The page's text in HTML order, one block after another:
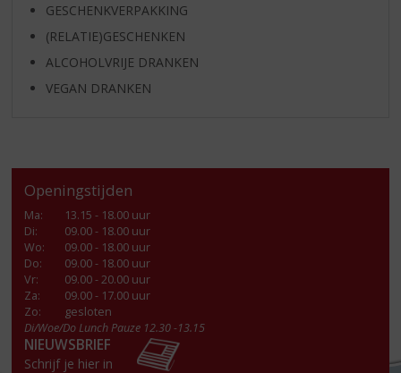
GESCHENKVERPAKKING
(RELATIE)GESCHENKEN
ALCOHOLVRIJE DRANKEN
VEGAN DRANKEN
Openingstijden
Ma:
13.15 - 18.00 uur
Di:
09.00 - 18.00 uur
Wo:
09.00 - 18.00 uur
Do:
09.00 - 18.00 uur
Vr:
09.00 - 20.00 uur
Za:
09.00 - 17.00 uur
Zo:
gesloten
Di/Woe/Do Lunch Pauze 12.30 -13.15
NIEUWSBRIEF
Schrijf je hier in